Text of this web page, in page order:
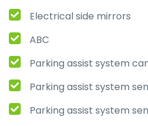
Electrical side mirrors
ABC
Parking assist system
Parking assist system
Parking assist system